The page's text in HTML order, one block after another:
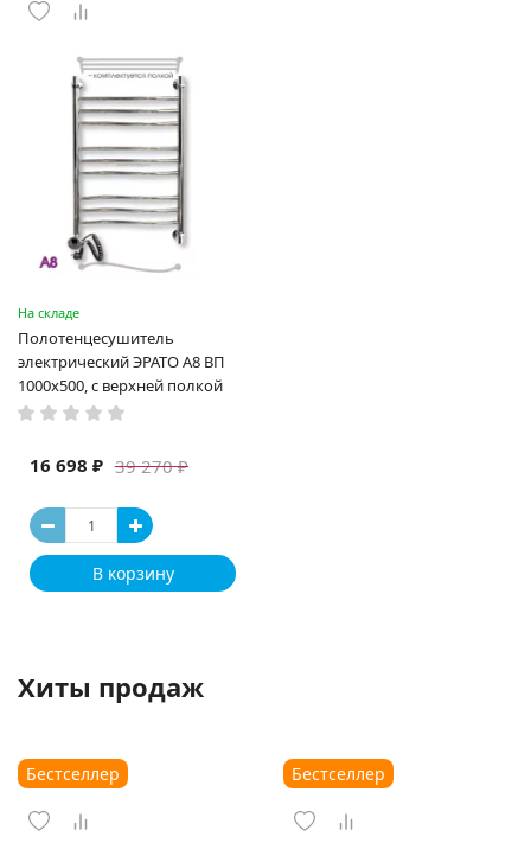
На складе
Полотенцесушитель
электрический ЭРАТО А8 ВП
1000x500, с верхней полкой
39 270 ₽
16 698 ₽
В корзину
Хиты продаж
Бестселлер Бестселлер